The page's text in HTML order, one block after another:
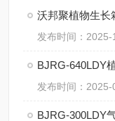
沃邦聚植物生长
发布时间：2025-
BJRG-640LDY
发布时间：2025-
BJRG-300LDY